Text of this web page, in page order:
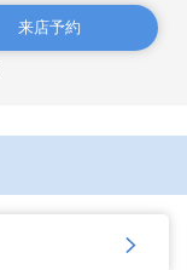
来店予約